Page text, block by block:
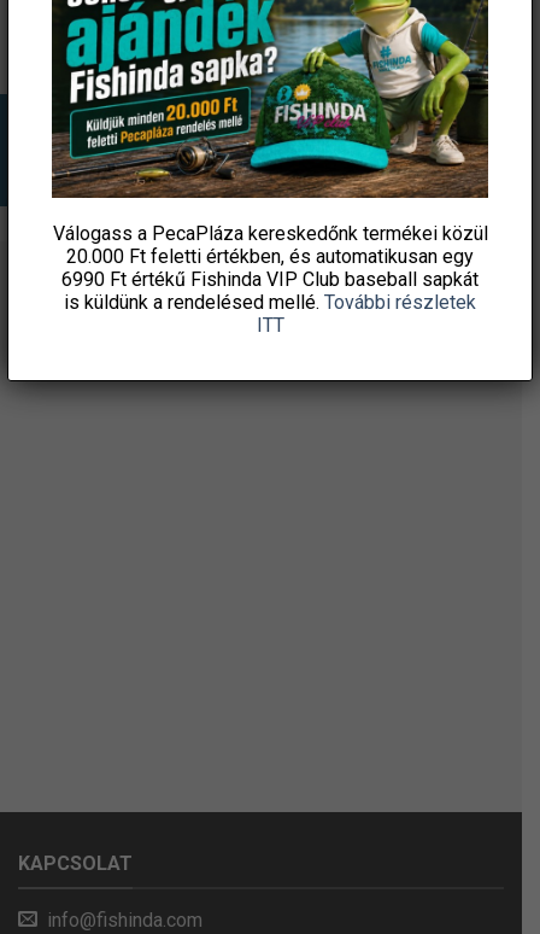
ÉRTESÜLJ ELSŐKÉNT! IRATKOZZ FEL A
HÍRLEVELÜNKRE!
KAPCSOLAT
info@fishinda.com
Válogass a PecaPláza kereskedőnk termékei közül
20.000 Ft feletti értékben, és automatikusan egy
6990 Ft értékű Fishinda VIP Club baseball sapkát
is küldünk a rendelésed mellé. További részletek
ITT